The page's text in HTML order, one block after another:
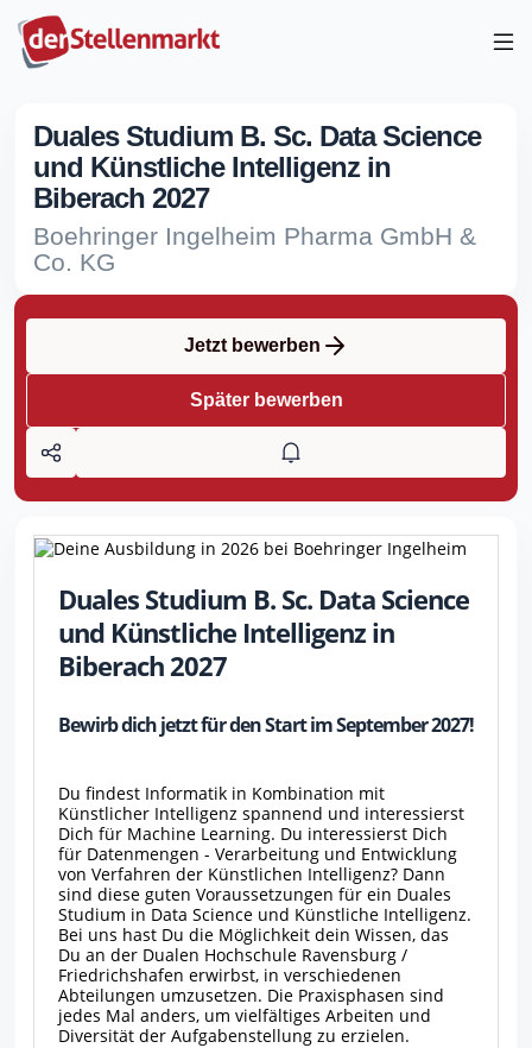
Duales Studium B. Sc. Data Science
und Künstliche Intelligenz in
Biberach 2027
Boehringer Ingelheim Pharma GmbH &
Co. KG
Jetzt bewerben
Später bewerben
Duales Studium B. Sc. Data Science
und Künstliche Intelligenz in
Biberach 2027
Bewirb dich jetzt für den Start im September 2027!
Du findest Informatik in Kombination mit
Künstlicher Intelligenz spannend und interessierst
Dich für Machine Learning. Du interessierst Dich
für Datenmengen - Verarbeitung und Entwicklung
von Verfahren der Künstlichen Intelligenz? Dann
sind diese guten Voraussetzungen für ein Duales
Studium in Data Science und Künstliche Intelligenz.
Bei uns hast Du die Möglichkeit dein Wissen, das
Du an der Dualen Hochschule Ravensburg /
Friedrichshafen erwirbst, in verschiedenen
Abteilungen umzusetzen. Die Praxisphasen sind
jedes Mal anders, um vielfältiges Arbeiten und
Diversität der Aufgabenstellung zu erzielen.